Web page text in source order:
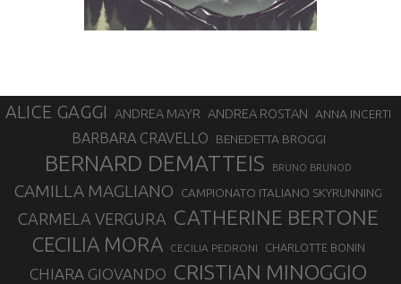
ALICE GAGGI ANDREA MAYR ANDREA ROSTAN ANNA INCERTI
BARBARA CRAVELLO BENEDETTA BROGGI
BERNARD DEMATTEIS BRUNO BRUNOD
CAMILLA MAGLIANO CAMPIONATO ITALIANO SKYRUNNING
CARMELA VERGURA CATHERINE BERTONE
CECILIA MORA CECILIA PEDRONI CHARLOTTE BONIN
CHIARA GIOVANDO CRISTIAN MINOGGIO